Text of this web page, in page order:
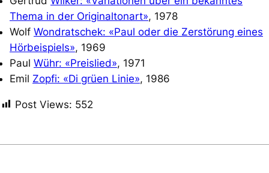
Thema in der Originaltonart», 1978
Wolf Wondratschek: «Paul oder die Zerstörung eines
Hörbeispiels», 1969
Paul Wühr: «Preislied», 1971
Emil Zopfi: «Di grüen Linie», 1986
Post Views: 552